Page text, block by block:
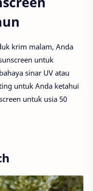
krim malam, Anda
untuk
sinar UV atau
untuk Anda ketahui
untuk usia 50